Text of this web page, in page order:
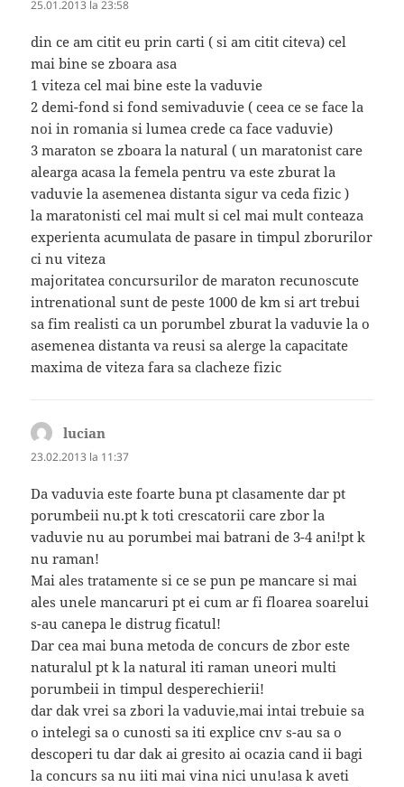
25.01.2013 la 23:58
din ce am citit eu prin carti ( si am citit citeva) cel
mai bine se zboara asa
1 viteza cel mai bine este la vaduvie
2 demi-fond si fond semivaduvie ( ceea ce se face la
noi in romania si lumea crede ca face vaduvie)
3 maraton se zboara la natural ( un maratonist care
alearga acasa la femela pentru va este zburat la
vaduvie la asemenea distanta sigur va ceda fizic )
la maratonisti cel mai mult si cel mai mult conteaza
experienta acumulata de pasare in timpul zborurilor
ci nu viteza
majoritatea concursurilor de maraton recunoscute
intrenational sunt de peste 1000 de km si art trebui
sa fim realisti ca un porumbel zburat la vaduvie la o
asemenea distanta va reusi sa alerge la capacitate
maxima de viteza fara sa clacheze fizic
lucian
23.02.2013 la 11:37
Da vaduvia este foarte buna pt clasamente dar pt
porumbeii nu.pt k toti crescatorii care zbor la
vaduvie nu au porumbei mai batrani de 3-4 ani!pt k
nu raman!
Mai ales tratamente si ce se pun pe mancare si mai
ales unele mancaruri pt ei cum ar fi floarea soarelui
s-au canepa le distrug ficatul!
Dar cea mai buna metoda de concurs de zbor este
naturalul pt k la natural iti raman uneori multi
porumbeii in timpul desperechierii!
dar dak vrei sa zbori la vaduvie,mai intai trebuie sa
o intelegi sa o cunosti sa iti explice cnv s-au sa o
descoperi tu dar dak ai gresito ai ocazia cand ii bagi
la concurs sa nu iiti mai vina nici unu!asa k aveti